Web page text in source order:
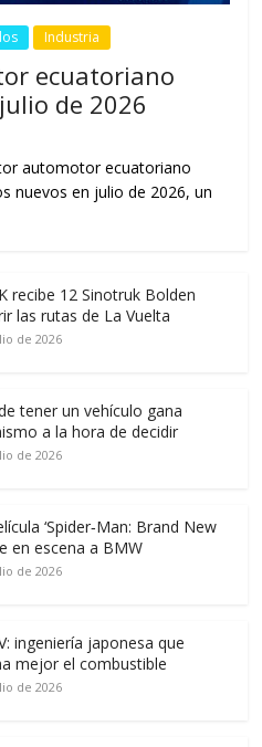
Industria
ecuatoriano
de 2026
automotor ecuatoriano
nuevos en julio de 2026, un
recibe 12 Sinotruk Bolden
las rutas de La Vuelta
de 2026
tener un vehículo gana
a la hora de decidir
de 2026
‘Spider‑Man: Brand New
en escena a BMW
de 2026
ingeniería japonesa que
mejor el combustible
de 2026